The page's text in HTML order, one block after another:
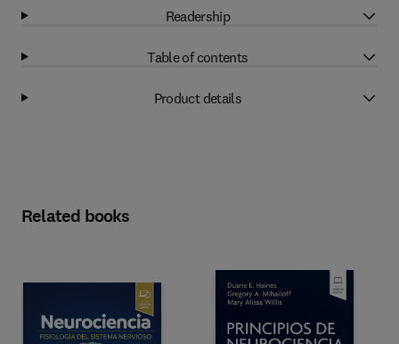
Readership
Table of contents
Product details
Related books